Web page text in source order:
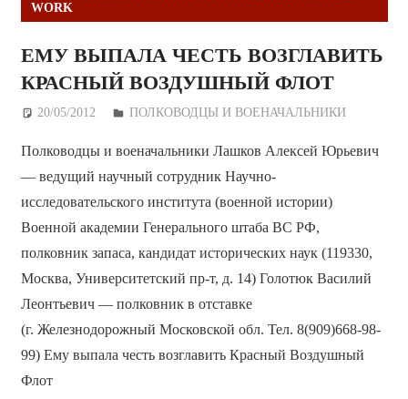
WORK
ЕМУ ВЫПАЛА ЧЕСТЬ ВОЗГЛАВИТЬ
КРАСНЫЙ ВОЗДУШНЫЙ ФЛОТ
20/05/2012 Дежурный по Редакции
ПОЛКОВОДЦЫ И ВОЕНАЧАЛЬНИКИ
Полководцы и военачальники Лашков Алексей Юрьевич
— ведущий научный сотрудник Научно-
исследовательского института (военной истории)
Военной академии Генерального штаба ВС РФ,
полковник запаса, кандидат исторических наук (119330,
Москва, Университетский пр-т, д. 14) Голотюк Василий
Леонтьевич — полковник в отставке
(г. Железнодорожный Московской обл. Тел. 8(909)668-98-
99) Ему выпала честь возглавить Красный Воздушный
Флот